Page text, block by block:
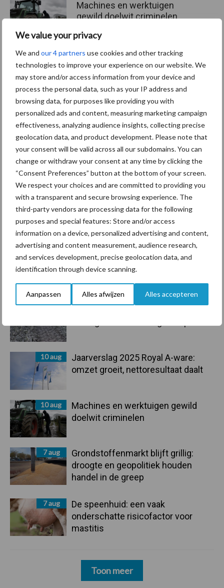
We value your privacy
We and our 4 partners use cookies and other tracking
technologies to improve your experience on our website. We
may store and/or access information from your device and
process the personal data, such as your IP address and
browsing data, for purposes like providing you with
personalized ads and content, measuring marketing campaign
effectiveness, analyzing audience insights, collecting precise
geolocation data, and product development. Please note that
your consent will be valid across all our subdomains. You can
change or withdraw your consent at any time by clicking the
“Consent Preferences” button at the bottom of your screen.
We respect your choices and are committed to providing you
with a transparent and secure browsing experience. The
third-party vendors are processing data for the following
purposes and special features: Store and/or access
information on a device, personalized advertising and content,
advertising and content measurement, audience research,
and services development, precise geolocation data, and
identification through device scanning.
Aanpassen Alles afwijzen Alles accepteren
Primaire
Sidebar
Recent nieuws Partner nieuws
10 aug
Jaarverslag 2025 Royal A-ware:
omzet groeit, nettoresultaat daalt
10 aug
Machines en werktuigen gewild
doelwit criminelen
7 aug
Grondstoffenmarkt blijft grillig:
droogte en geopolitiek houden
handel in de greep
7 aug
De speenhuid: een vaak
onderschatte risicofactor voor
mastitis
Toon meer
Machines en werktuigen
gewild doelwit criminelen
Themapagina's
Diergezondheid Bemesting Fokkerij
Bedrijfsnieuws
Ligbox &
Voerhekken
Toon meer